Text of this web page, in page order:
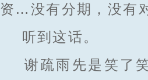
资…没有分期，没有
听到这话。
谢疏雨先是笑了笑